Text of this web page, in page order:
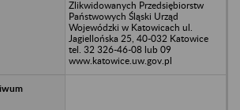
Zlikwidowanych Przedsiębiorstw
Państwowych Śląski Urząd
Wojewódzki w Katowicach ul.
Jagiellońska 25, 40-032 Katowice
tel. 32 326-46-08 lub 09
www.katowice.uw.gov.pl